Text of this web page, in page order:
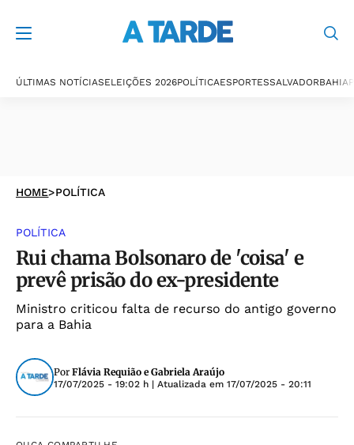
ÚLTIMAS NOTÍCIASELEIÇÕES 2026POLÍTICAESPORTESSALVADORBAHIA
HOME>POLÍTICA
POLÍTICA
Rui chama Bolsonaro de 'coisa' e
prevê prisão do ex-presidente
Ministro criticou falta de recurso do antigo governo
para a Bahia
Por Flávia Requião e Gabriela Araújo
17/07/2025 - 19:02 h | Atualizada em 17/07/2025 - 20:11